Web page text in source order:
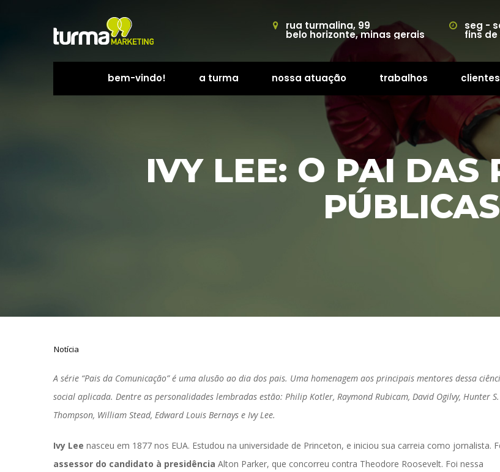
rua turmalina, 99
belo horizonte, minas gerai
eg -
fins
bem-vindo! a turma nossa atuação trabalho cliente
IVY LEE: O PAI DAS
PÚBLICAS
Notícia
A série “Pais da Comunicação” é uma alusão ao dia dos pais. Uma homenagem aos principais mentores dessa
ocial aplicada. Dentre as personalidades lembradas estão: Philip Kotler, Raymond Rubicam, David Ogilvy, Hunter S.
Thompson, William Stead, Edward Louis Bernays e Ivy Lee.
Ivy Lee nasceu em 1877 nos EUA. Estudou na universidade de Princeton, e iniciou sua carreia como jornalista.
assessor do candidato à presidência Alton Parker, que concorreu contra Theodore Roosevelt. Foi nessa